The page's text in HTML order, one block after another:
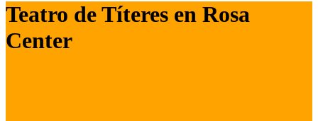
Teatro de Títeres en Rosa
Center